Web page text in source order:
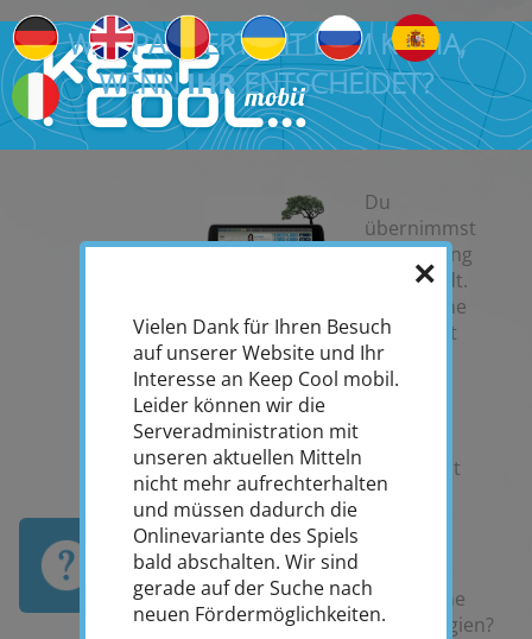
WAS PASSIERT MIT DEM KLIMA,
WENNIHRENTSCHEIDET?
Die Zeit läuft! 50 Städte - eine globale Herausforderung: der
Klimawandel.
Oft
gefragt —
schnell
beantwortet
JETZT
SPIELEN
Du
übernimmst
die Führung
einer Stadt.
Baue Deine
Wirtschaft
aus und
sammle
Dabei hast
Du die
oder grüne
Technologien?
Vielen Dank für Ihren Besuch
auf unserer Website und Ihr
Interesse an Keep Cool mobil.
Leider können wir die
Serveradministration mit
unseren aktuellen Mitteln
nicht mehr aufrechterhalten
und müssen dadurch die
Onlinevariante des Spiels
bald abschalten. Wir sind
gerade auf der Suche nach
neuen Fördermöglichkeiten.
×